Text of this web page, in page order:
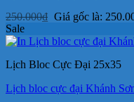
250.000₫ Giá gốc là:
Sale
Lịch Bloc Cực Đại 25x35
Lịch bloc cực đại Khánh